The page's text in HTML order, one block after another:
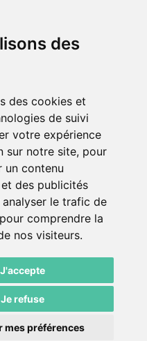
des
des cookies et
de suivi
votre expérience
sur notre site, pour
un contenu
des publicités
le trafic de
comprendre la
nos visiteurs.
J'accepte
Je refuse
mes préférences
03